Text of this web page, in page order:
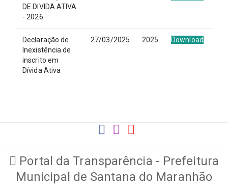
DE DIVIDA ATIVA
- 2026
Declaração de
Inexistência de
inscrito em
Dívida Ativa
27/03/2025 2025 Download
Portal da Transparência - Prefeitura
Municipal de Santana do Maranhão